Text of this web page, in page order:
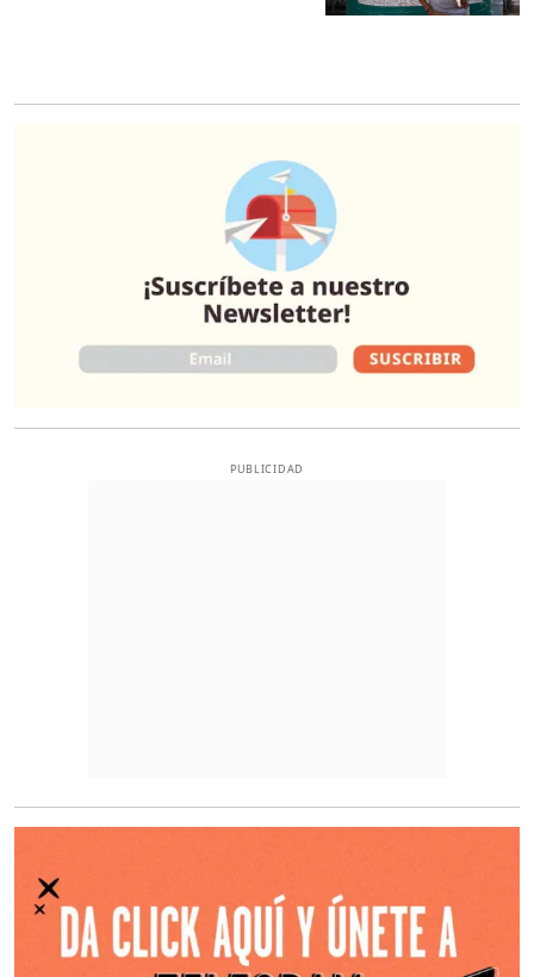
PUBLICIDAD